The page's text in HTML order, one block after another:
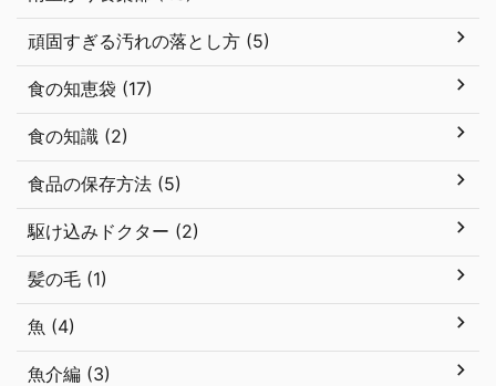
頑固すぎる汚れの落とし方 (5)
食の知恵袋 (17)
食の知識 (2)
食品の保存方法 (5)
駆け込みドクター (2)
髪の毛 (1)
魚 (4)
魚介編 (3)